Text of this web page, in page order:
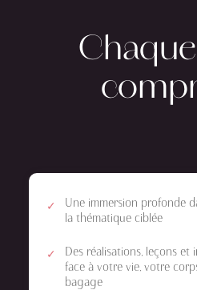
Une immersion profonde
la thématique ciblée
Des réalisations, leçons
face à votre vie, votre
bagage